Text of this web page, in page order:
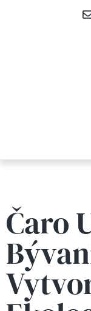
Čaro